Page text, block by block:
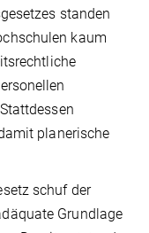
standen
kaum
planerische
schuf der
Grundlage